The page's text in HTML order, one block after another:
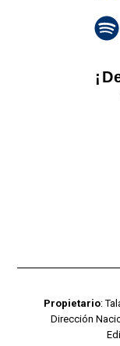
Propietario:
Dirección